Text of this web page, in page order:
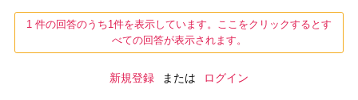
1 件の回答のうち1件を表示しています。ここをクリックするとす
べての回答が表示されます。
新規登録 または ログイン